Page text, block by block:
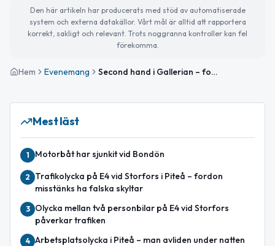
Den här artikeln har producerats med stöd av automatiserade
system och externa datakällor. Vårt mål är alltid att rapportera
korrekt, sakligt och relevant. Trots noggranna kontroller kan fel
förekomma.
Hem Evenemang Second hand i Gallerian – fokus på fest- och balklänningar
Mest läst
1 Motorbåt har sjunkit vid Bondön
2
Trafikolycka på E4 vid Storfors i Piteå – fordon
misstänks ha falska skyltar
3
Olycka mellan två personbilar på E4 vid Storfors
påverkar trafiken
4 Arbetsplatsolycka i Piteå – man avliden under natten